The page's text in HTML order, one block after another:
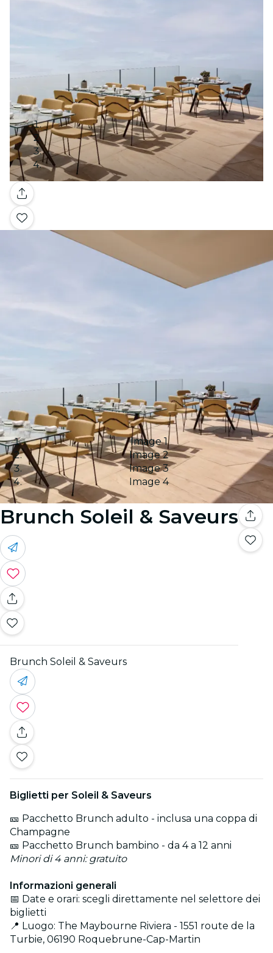
Galleria
Image 1
Image 2
Image 3
Image 4
Brunch Soleil & Saveurs
Brunch Soleil & Saveurs
Biglietti per Soleil & Saveurs
🎫 Pacchetto Brunch adulto - inclusa una coppa di
Champagne
🎫 Pacchetto Brunch bambino - da 4 a 12 anni
Minori di 4 anni: gratuito
Informazioni generali
📅 Date e orari: scegli direttamente nel selettore dei
biglietti
📍 Luogo: The Maybourne Riviera - 1551 route de la
Turbie, 06190 Roquebrune-Cap-Martin